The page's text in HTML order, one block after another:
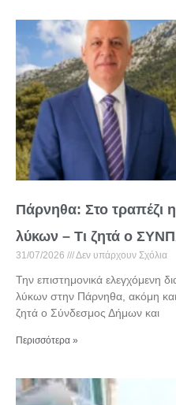
Πάρνηθα: Στο τραπέζι
λύκων – Τι ζητά ο
31/07/2026 Δεν υπάρχουν Σχόλια
Την επιστημονικά ελεγχόμενη
λύκων στην Πάρνηθα, ακόμη
ζητά ο Σύνδεσμος Δήμων και
Περισσότερα »